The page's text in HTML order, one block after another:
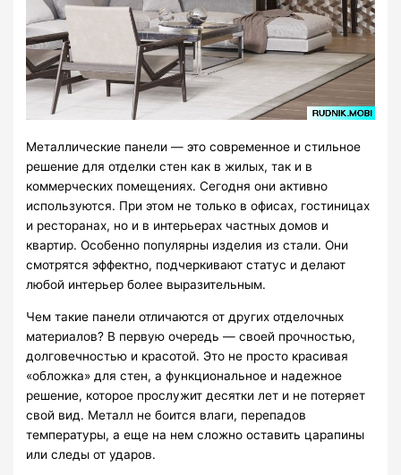
Металлические панели — это современное и стильное
решение для отделки стен как в жилых, так и в
коммерческих помещениях. Сегодня они активно
используются. При этом не только в офисах, гостиницах
и ресторанах, но и в интерьерах частных домов и
квартир. Особенно популярны изделия из стали. Они
смотрятся эффектно, подчеркивают статус и делают
любой интерьер более выразительным.
Чем такие панели отличаются от других отделочных
материалов? В первую очередь — своей прочностью,
долговечностью и красотой. Это не просто красивая
«обложка» для стен, а функциональное и надежное
решение, которое прослужит десятки лет и не потеряет
свой вид. Металл не боится влаги, перепадов
температуры, а еще на нем сложно оставить царапины
или следы от ударов.